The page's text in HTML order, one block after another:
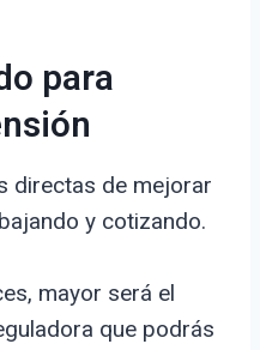
para
directas de mejorar
y cotizando.
mayor será el
que podrás